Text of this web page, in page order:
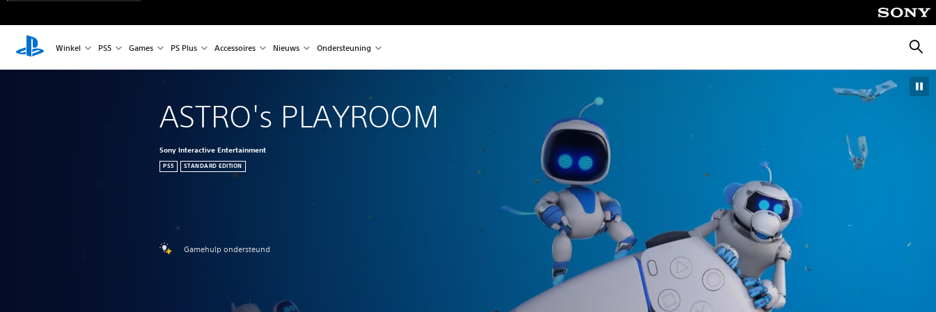
Winkel PS5 Games PS Plus Accessoires Nieuws Ondersteuning
ASTRO's PLAYROOM
Sony Interactive Entertainment
PS5 STANDARD EDITION
Gamehulp ondersteund